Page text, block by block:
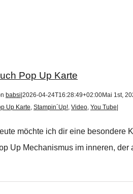
Pop Up Karte
babsi 2026-04-24T16:28:49+02:00Mai 1st,
Up Karte, Stampin´Up!, Video, You Tube
möchte ich dir eine besondere
Up Mechanismus im inneren,